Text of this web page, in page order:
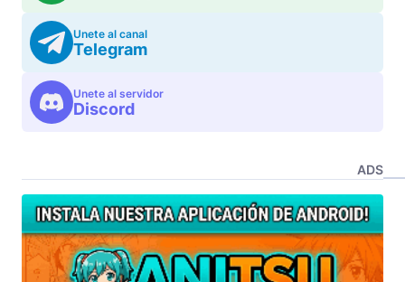
Unete al canal
Telegram
Unete al servidor
Discord
ADS